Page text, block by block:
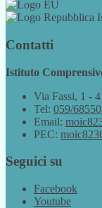
Contatti
Istituto
Via Fassi, 1 -
Tel: 059/
Email:
PEC:
Seguici su
Facebook
Youtube